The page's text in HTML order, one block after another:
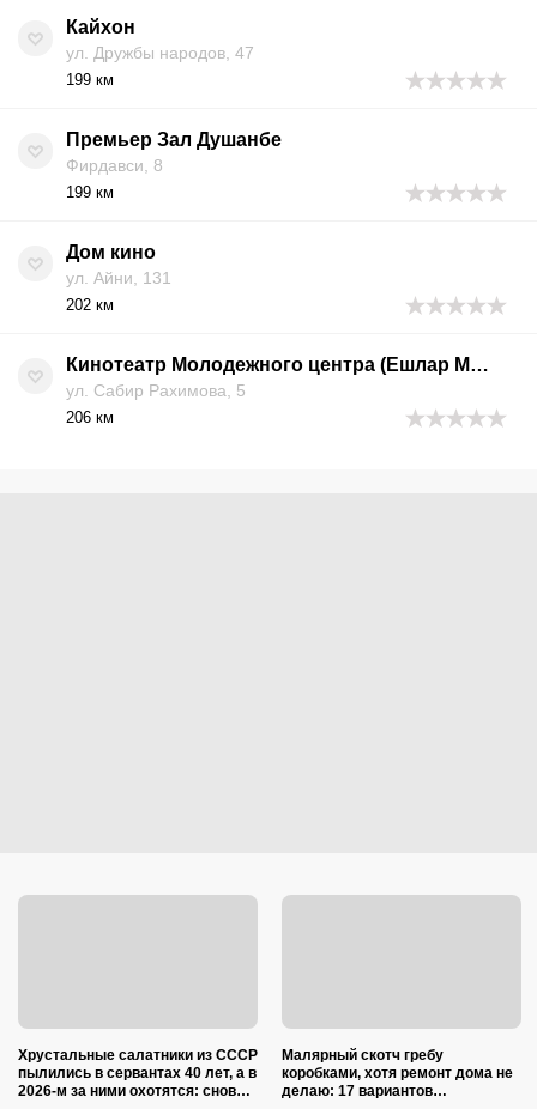
Кайхон
ул. Дружбы народов, 47
199 км
Премьер Зал Душанбе
Фирдавси, 8
199 км
Дом кино
ул. Айни, 131
202 км
Кинотеатр Молодежного центра (Ешлар Маркази)
ул. Сабир Рахимова, 5
206 км
Хрустальные салатники из СССР
пылились в сервантах 40 лет, а в
2026-м за ними охотятся: снова в
Малярный скотч гребу
коробками, хотя ремонт дома не
делаю: 17 вариантов